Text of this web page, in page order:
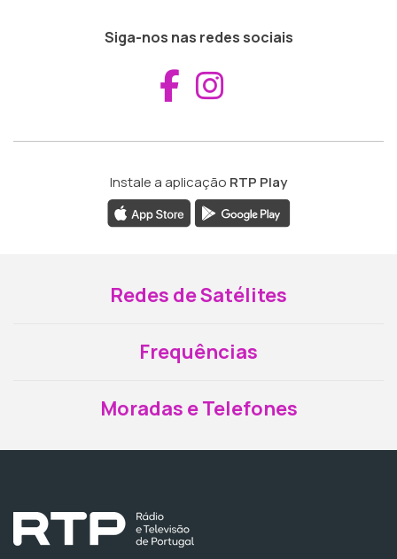
Siga-nos nas redes sociais
Aceder ao
Instale a aplicação RTP Play
Redes de Satélites
Frequências
Moradas e Telefones